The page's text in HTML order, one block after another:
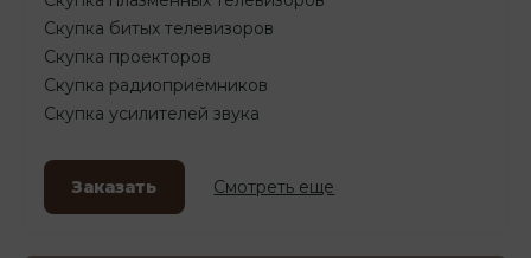
Скупка битых телевизоров
Скупка проекторов
Скупка радиоприёмников
Скупка усилителей звука
Заказать Смотреть еще